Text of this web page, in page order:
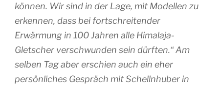
können. Wir sind in der Lage, mit Modellen zu
erkennen, dass bei fortschreitender
Erwärmung in 100 Jahren alle Himalaja-
Gletscher verschwunden sein dürften.“ Am
selben Tag aber erschien auch ein eher
persönliches Gespräch mit Schellnhuber in